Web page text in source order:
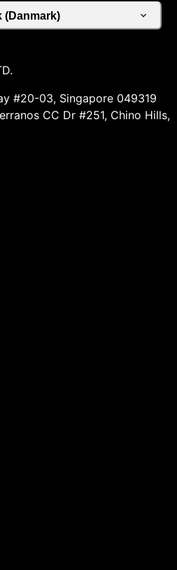
(Danmark)
#20-03, Singapore 049319
CC Dr #251, Chino Hills,